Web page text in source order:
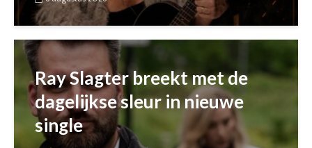
Ray Slagter breekt met de
dagelijkse sleur in nieuwe
single